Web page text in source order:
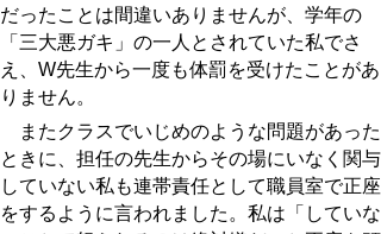
だったことは間違いありませんが、学年の
「三大悪ガキ」の一人とされていた私でさ
え、W先生から一度も体罰を受けたことがあ
りません。
またクラスでいじめのような問題があった
ときに、担任の先生からその場にいなく関与
していない私も連帯責任として職員室で正座
をするように言われました。私は「していな